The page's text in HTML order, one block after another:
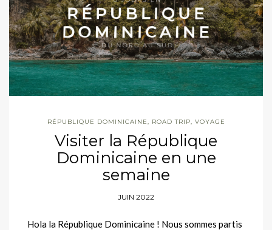
RÉPUBLIQUE DOMINICAINE ROAD TRIP VOYAGE
Visiter la République
Dominicaine en une
semaine
JUIN 2022
Hola la République Dominicaine ! Nous sommes partis